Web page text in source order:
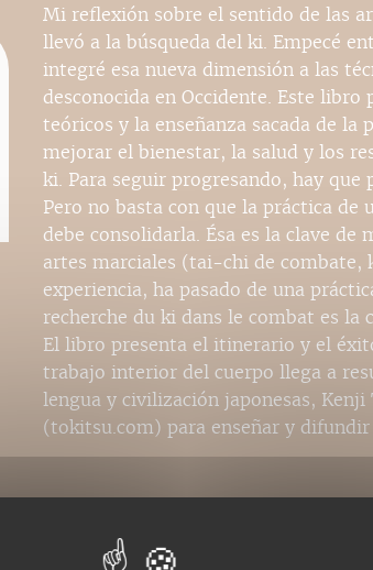
Mi reflexión sobre el sentido de las
llevó a la búsqueda del ki. Empecé
integré esa nueva dimensión a las
desconocida en Occidente. Este
teóricos y la enseñanza sacada de la
mejorar el bienestar, la salud y los
ki. Para seguir progresando, hay
Pero no basta con que la práctica
debe consolidarla. Ésa es la clave
artes marciales (tai-chi de combate,
experiencia, ha pasado de una
recherche du ki dans le combat es
El libro presenta el itinerario y el
trabajo interior del cuerpo llega a
lengua y civilización japonesas,
(tokitsu.com) para enseñar y difundir